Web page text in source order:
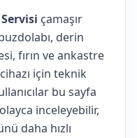
çamaşır
derin
fırın ve ankastre
için teknik
bu sayfa
inceleyebilir,
daha hızlı